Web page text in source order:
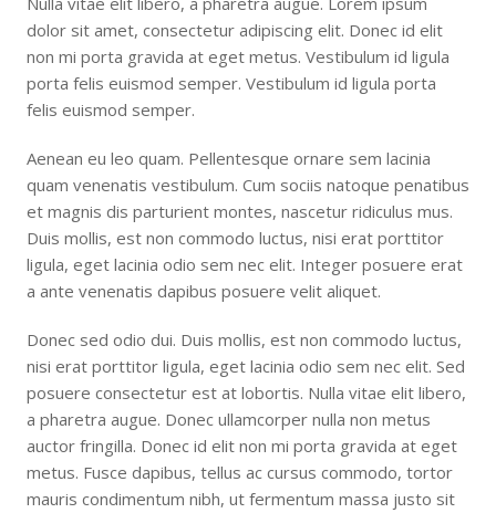
dolor sit amet, consectetur adipiscing elit. Donec id elit
non mi porta gravida at eget metus. Vestibulum id ligula
porta felis euismod semper. Vestibulum id ligula porta
felis euismod semper.
Aenean eu leo quam. Pellentesque ornare sem lacinia
quam venenatis vestibulum. Cum sociis natoque penatibus
et magnis dis parturient montes, nascetur ridiculus mus.
Duis mollis, est non commodo luctus, nisi erat porttitor
ligula, eget lacinia odio sem nec elit. Integer posuere erat
a ante venenatis dapibus posuere velit aliquet.
Donec sed odio dui. Duis mollis, est non commodo luctus,
nisi erat porttitor ligula, eget lacinia odio sem nec elit. Sed
posuere consectetur est at lobortis. Nulla vitae elit libero,
a pharetra augue. Donec ullamcorper nulla non metus
auctor fringilla. Donec id elit non mi porta gravida at eget
metus. Fusce dapibus, tellus ac cursus commodo, tortor
mauris condimentum nibh, ut fermentum massa justo sit